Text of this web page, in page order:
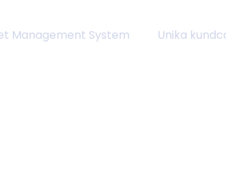
Management System Unika